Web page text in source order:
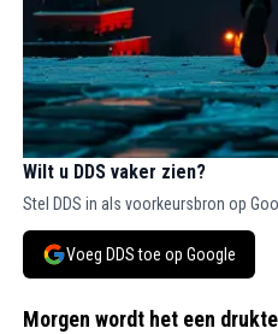
Wilt u DDS vaker zien?
Stel DDS in als voorkeursbron op
Voeg DDS toe op Google
Morgen wordt het een